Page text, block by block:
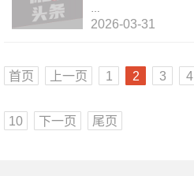
2026-03-31
首页 上一页 1 2 3 4
10
下一页 尾页